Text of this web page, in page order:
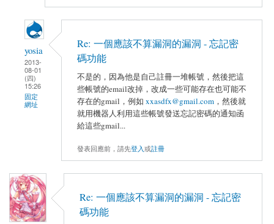
yosia
2013-
08-01
(四)
15:26
固定
網址
Re: 一個應該不算漏洞的漏洞 - 忘記密
碼功能
不是的，因為他是自己註冊一堆帳號，然後把這
些帳號的email改掉，改成一些可能存在也可能不
存在的gmail，例如 xxasdfx@gmail.com ，然後就
就用機器人利用這些帳號發送忘記密碼的通知函
給這些gmail...
發表回應前，請先登入或註冊
Re: 一個應該不算漏洞的漏洞 - 忘記密
碼功能